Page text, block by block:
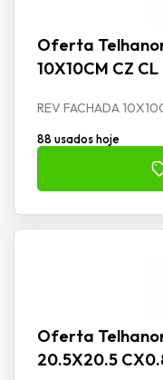
Oferta
10X10CM CZ
REV FACHADA
88 usados hoje
Oferta
20.5X20.5